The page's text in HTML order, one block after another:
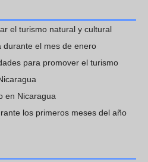
el turismo natural y cultural
durante el mes de enero
para promover el turismo
en Nicaragua
los primeros meses del año